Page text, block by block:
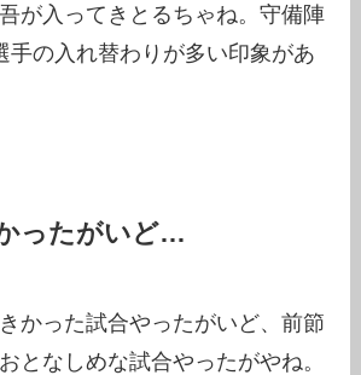
が入ってきとるちゃね。守備陣
手の入れ替わりが多い印象があ
ったがいど…
かった試合やったがいど、前節
となしめな試合やったがやね。